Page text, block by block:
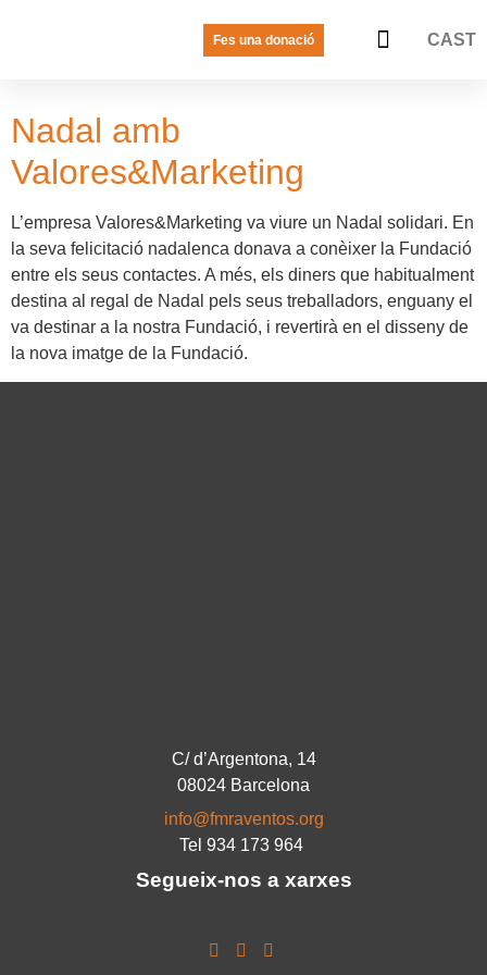
Fes una donació CAST
Nadal amb
Valores&Marketing
L’empresa Valores&Marketing va viure un Nadal solidari. En
la seva felicitació nadalenca donava a conèixer la Fundació
entre els seus contactes. A més, els diners que habitualment
destina al re­gal de Nadal pels seus treballadors, enguany el
va destinar a la nostra Fundació, i revertirà en el disseny de
la nova imatge de la Fundació.
C/ d’Argentona, 14
08024 Barcelona
info@fmraventos.org
Tel 934 173 964
Segueix-nos a xarxes